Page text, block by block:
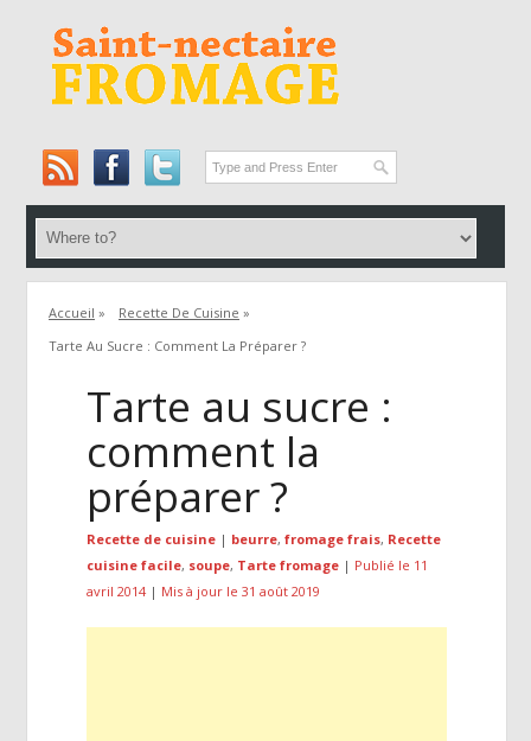
Accueil » Recette De Cuisine »
Tarte Au Sucre : Comment La Préparer ?
Tarte au sucre :
comment la
préparer ?
Recette de cuisine | beurre,fromage frais, Recette
cuisine facile, soupe, Tarte fromage | Publié le 11
avril 2014 | Mis à jour le 31 août 2019